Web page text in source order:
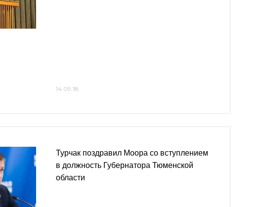
14.09.18
Турчак поздравил Моора со вступлением
в должность Губернатора Тюменской
области